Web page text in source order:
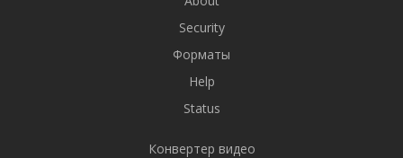
Security
Форматы
Help
Status
Конвертер видео